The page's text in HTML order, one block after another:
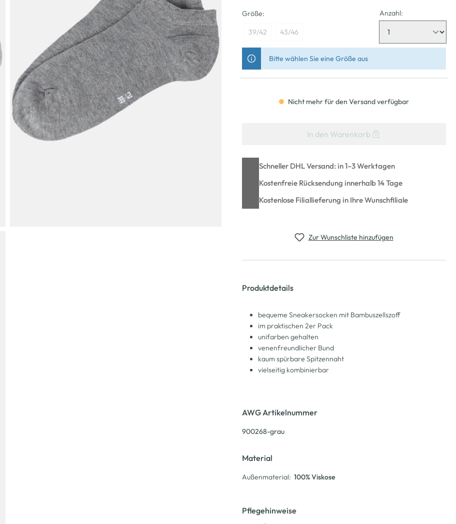
Größe:
39/42 43/46
Anzahl:
Bitte wählen Sie eine Größe aus
Nicht mehr für den Versand verfügbar
In den Warenkorb
Schneller DHL Versand: in 1–3 Werktagen
Kostenfreie Rücksendung innerhalb 14 Tage
Kostenlose Filiallieferung in Ihre Wunschfiliale
Zur Wunschliste hinzufügen
Produktdetails
bequeme Sneakersocken mit Bambuszellszoff
im praktischen 2er Pack
unifarben gehalten
venenfreundlicher Bund
kaum spürbare Spitzennaht
vielseitig kombinierbar
AWG Artikelnummer
900268-grau
Material
Außenmaterial: 100% Viskose
Pflegehinweise